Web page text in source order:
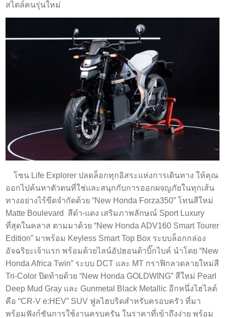
สไตล์คนรุ่นใหม่
โซน Life Explorer ปลดล็อกทุกอิสระแห่งการเดินทาง ให้คุณ
ออกไปค้นหาตัวตนที่ใช่และสนุกกับการออกผจญภัยในทุกเส้น
ทางอย่างไร้ขีดจำกัดด้วย “New Honda Forza350” โทนสีใหม่
Matte Boulevard สีดำ-แดง เสริมภาพลักษณ์ Sport Luxury
ที่สุดในคลาส ตามมาด้วย “New Honda ADV160 Smart Tourer
Edition” มาพร้อม Keyless Smart Top Box ระบบล็อกกล่อง
อัจฉริยะเจ้าแรก พร้อมด้วยไลน์อัปฮอนด้าบิ๊กไบค์ นำโดย “New
Honda Africa Twin” ระบบ DCT และ MT กราฟิกลวดลายใหม่สี
Tri-Color ปิดท้ายด้วย “New Honda GOLDWING” สีใหม่ Pearl
Deep Mud Gray และ Gunmetal Black Metallic อีกหนึ่งไฮไลต์
คือ “CR-V e:HEV” SUV ฟูลไฮบริดสำหรับครอบครัว ที่มา
พร้อมฟังก์ชันการใช้งานครบครัน ในราคาที่เข้าถึงง่าย พร้อม